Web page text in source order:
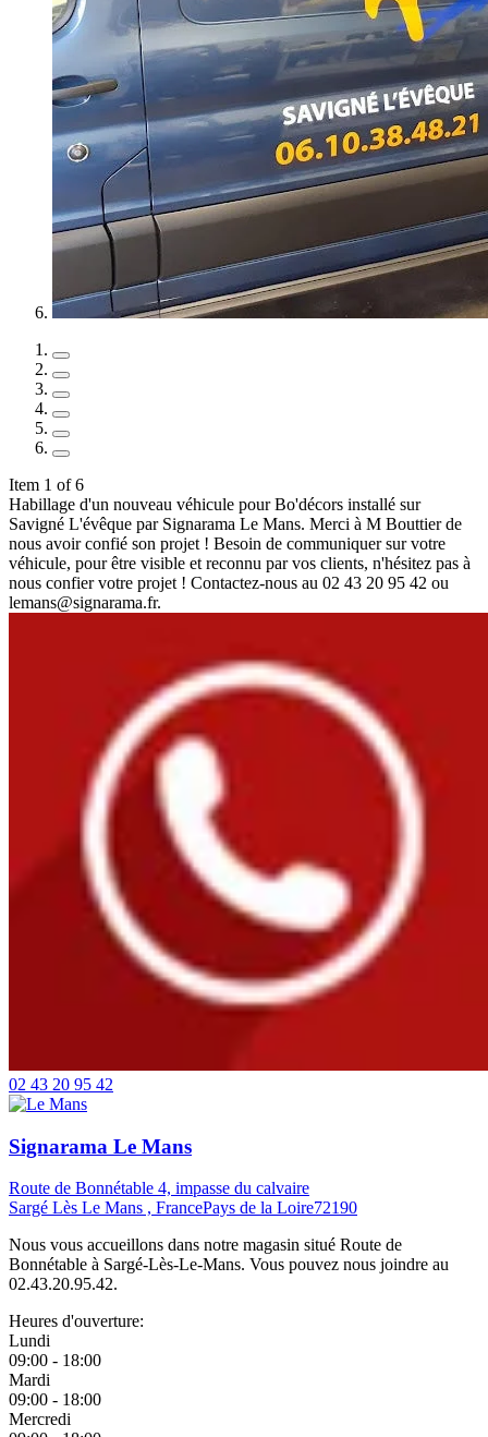
Item 1 of 6
Habillage d'un nouveau véhicule pour Bo'décors installé sur
Savigné L'évêque par Signarama Le Mans. Merci à M Bouttier de
nous avoir confié son projet ! Besoin de communiquer sur votre
véhicule, pour être visible et reconnu par vos clients, n'hésitez pas à
nous confier votre projet ! Contactez-nous au 02 43 20 95 42 ou
lemans@signarama.fr.
02 43 20 95 42
Signarama Le Mans
Route de Bonnétable 4, impasse du calvaire
Sargé Lès Le Mans , FrancePays de la Loire72190
Nous vous accueillons dans notre magasin situé Route de
Bonnétable à Sargé-Lès-Le-Mans. Vous pouvez nous joindre au
02.43.20.95.42.
Heures d'ouverture:
Lundi
09:00 - 18:00
Mardi
09:00 - 18:00
Mercredi